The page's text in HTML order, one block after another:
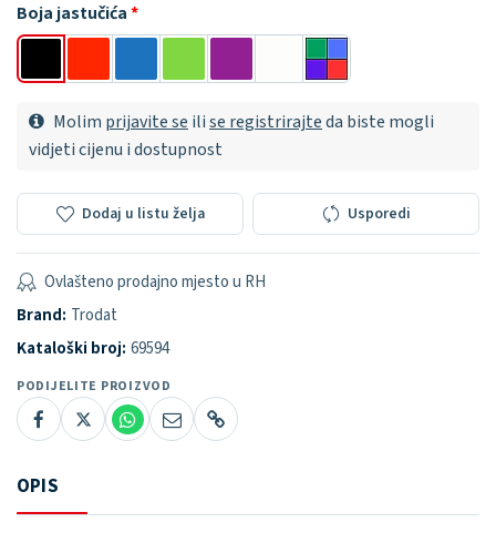
Boja jastučića
Molim prijavite se ilise registrirajteda biste mogli
vidjeti cijenu i dostupnost
Dodaj u listu želja Usporedi
Ovlašteno prodajno mjesto u RH
Brand: Trodat
Kataloški broj: 69594
PODIJELITE PROIZVOD
OPIS